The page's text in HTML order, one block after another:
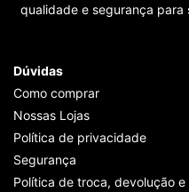
qualidade e segurança para
Dúvidas
Como comprar
Nossas Lojas
Política de privacidade
Segurança
Política de troca, devolução e